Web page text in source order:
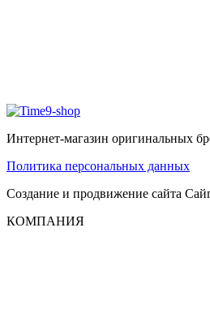
Интернет-магазин оригинальных
Политика персональных данных
Создание и продвижение сайта
КОМПАНИЯ